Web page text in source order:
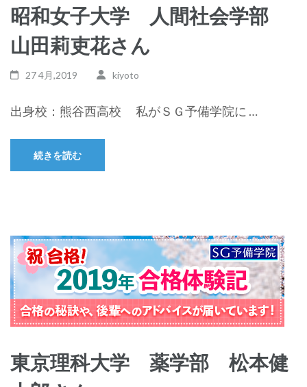
昭和女子大学 人間社会学部
山田莉吏花さん
27 4月,2019 kiyoto
出身校：熊谷西高校 私がＳＧ予備学院に …
続きを読む
東京理科大学 薬学部 松本健